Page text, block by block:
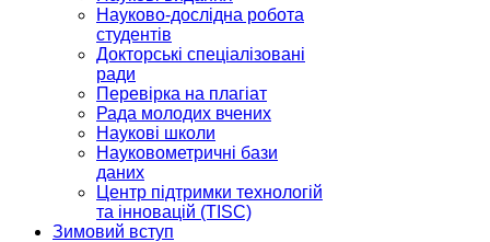
Науково-дослідна робота
студентів
Докторські спеціалізовані
ради
Перевірка на плагіат
Рада молодих вчених
Наукові школи
Науковометричні бази
даних
Центр підтримки технологій
та інновацій (TISC)
Зимовий вступ